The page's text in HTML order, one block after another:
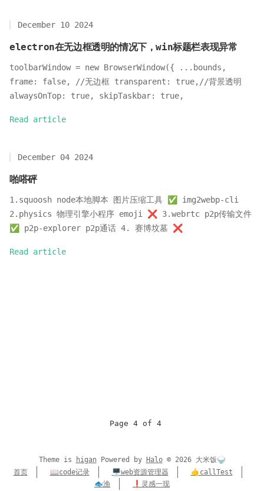
electron在无边框透明的情况下，win标题栏表现异常
December 10 2024
toolbarWindow = new BrowserWindow({ ...bounds,
frame: false, //无边框 transparent: true,//背景透明
alwaysOnTop: true, skipTaskbar: true,
Read article
啪嗒砰
December 04 2024
1.squoosh node本地脚本 图片压缩工具 ✅ img2webp-cli
2.physics 物理引擎小程序 emoji ❌ 3.webrtc p2p传输文件
✅ p2p-explorer p2p通话 4. 赛博坟墓 ❌
Read article
Page 4 of 4
Theme is higanPowered by Halo © 2026
大米饭🍚
首页
📖code记录 🖥️web资源管理器
🤙callTest
🐟渔
❗灵感一现